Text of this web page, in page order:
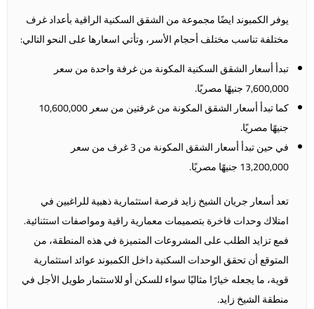
يوفر الكمبوند ايضًا مجموعة من الشقق السكنية الراقية بأعداد غرف
مختلفة تناسب مختلف أحجام الأسر، وتأتي اسعارها على النحو التالي:
تبدأ أسعار الشقق السكنية المكونة من غرفة واحدة من سعر
7,600,000 جنيهًا مصريًا.
كما تبدأ أسعار الشقق المكونة من غرفتين من سعر 10,600,000
جنيهًا مصريًا.
في حين تبدأ أسعار الشقق المكونة من 3 غرف من سعر
13,200,000 جنيهًا مصريًا.
تعد أسعار جريان الشيخ زايد فرصة استثمارية ذهبية للراغبين في
امتلاكوحداتفاخرة بتصميمات معمارية راقية ومواصفات استثنائية.
فمع تزايد الطلب على المشروعات المتميزة في هذه المنطقة، من
المتوقع أن تحقق الوحدات السكنية داخل الكمبوند عوائد استثمارية
قوية، ما يجعله خيارًا مثاليًا سواء للسكن أو للاستثمار طويل الأجل في
منطقة الشيخ زايد.